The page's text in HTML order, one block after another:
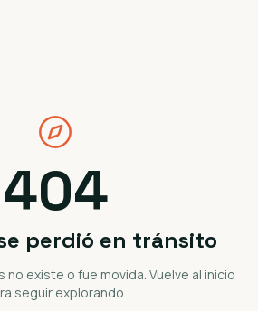
404
perdió en tránsito
no existe o fue movida. Vuelve al inicio
seguir explorando.